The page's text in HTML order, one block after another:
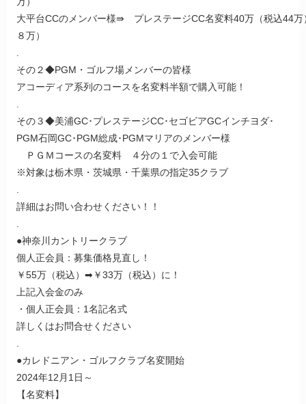
大平台CCのメンバー様⇛ プレステージCC名変料40万（税込44万
８万）
その２◆PGM・ゴルフ場メンバーの皆様
アコーディア系列のコースを名変料半額で購入可能！
その３◆美浦GC･プレステージCC･セゴビアGCインチヨダ･
PGM石岡GC･PGM総成･PGMマリアのメンバー様
ＰＧＭコースの名変料 ４分の１で入会可能
※対象は栃木県・茨城県・千葉県の指定35クラブ
詳細はお問い合わせください！！
●神奈川カントリークラブ
個人正会員：募集価格見直し！
￥55万（税込）➡￥33万（税込）に！
上記入会金のみ
・個人正会員：1名記名式
詳しくはお問合せください
●カレドニアン・ゴルフクラブ名変開始
2024年12月1日～
【名変料】